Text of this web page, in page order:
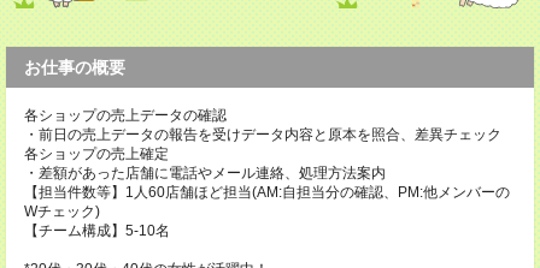
お仕事の概要
各ショップの売上データの確認
・前日の売上データの報告を受けデータ内容と原本を照合、差異チェック
各ショップの売上確定
・差額があった店舗に電話やメール連絡、処理方法案内
【担当件数等】1人60店舗ほど担当(AM:自担当分の確認、PM:他メンバーの
Wチェック)
【チーム構成】5-10名